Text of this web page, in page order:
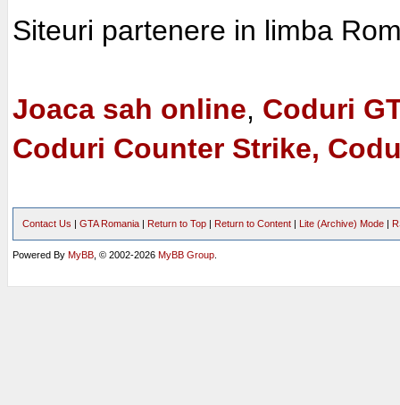
Siteuri partenere in limba
Joaca sah online, Coduri
Coduri Counter Strike,
Contact Us | GTA Romania | Return to Top | Return to Content | Lite (Archive) Mode |
Powered By MyBB , © 2002-2026 MyBB Group